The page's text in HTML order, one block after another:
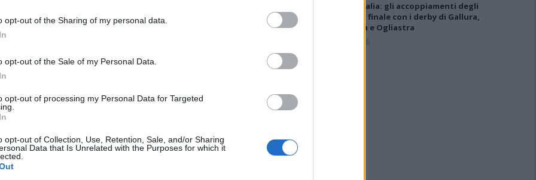
opt-out of the Sharing of my personal data.
opt-out of the Sale of my Personal Data.
opt-out of processing my Personal Data for Targeted
opt-out of Collection, Use, Retention, Sale, and/or Sharing
Data that Is Unrelated with the Purposes for which it
6 4 9 25 24 3 2 4 11 11
5 3 11 28 40 4 1 5 18 21 1 2 6
5
Coppa Italia: gli accoppiamenti degli
ottavi di finale con i derby di Gallura,
Barbagia e Ogliastra
5 Ago 2026